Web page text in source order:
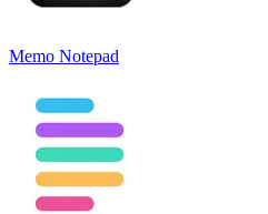
Memo Notepad